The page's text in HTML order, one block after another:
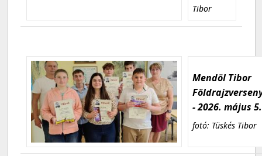
Tibor
Mendöl Tibor
- 2026. május 5.
fotó: Tüskés Tibor